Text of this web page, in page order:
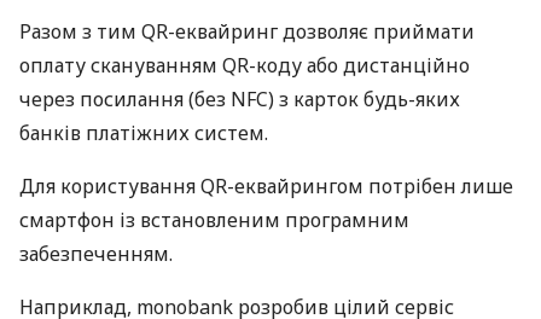
Разом з тим QR-еквайринг дозволяє приймати
оплату скануванням QR-коду або дистанційно
через посилання (без NFC) з карток будь-яких
банків платіжних систем.
Для користування QR-еквайрингом потрібен лише
смартфон із встановленим програмним
забезпеченням.
Наприклад, monobank розробив цілий сервіс